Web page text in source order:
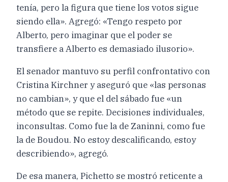
tenía, pero la figura que tiene los votos sigue
siendo ella». Agregó: «Tengo respeto por
Alberto, pero imaginar que el poder se
transfiere a Alberto es demasiado ilusorio».
El senador mantuvo su perfil confrontativo con
Cristina Kirchner y aseguró que «las personas
no cambian», y que el del sábado fue «un
método que se repite. Decisiones individuales,
inconsultas. Como fue la de Zaninni, como fue
la de Boudou. No estoy descalificando, estoy
describiendo», agregó.
De esa manera, Pichetto se mostró reticente a